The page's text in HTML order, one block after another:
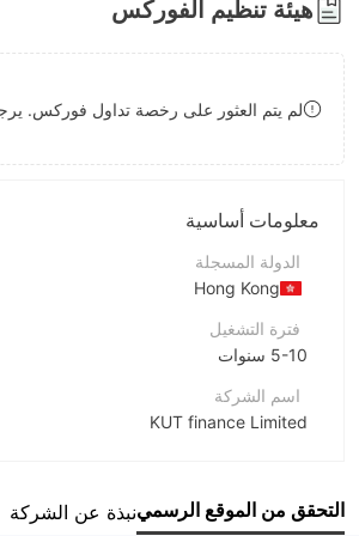
8
هيئة تنظيم الفوركس
لم يتم العثور على رخصة تداول فوركس.
معلومات أساسية
الدولة المسجلة
Hong Kong
فترة التشغيل
5-10 سنوات
اسم الشركة
KUT finance Limited
موظفو الشركة
التحقق من الموقع الرسمينبذة عن الشركة